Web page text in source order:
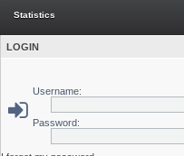
Statistics
LOGIN
Username:
Password: